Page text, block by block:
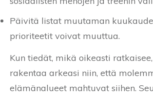
Päivitä listat muutaman
prioriteetit voivat muuttua.
Kun tiedät, mikä oikeasti
rakentaa arkeasi niin, että
elämänalueet mahtuvat siihen.